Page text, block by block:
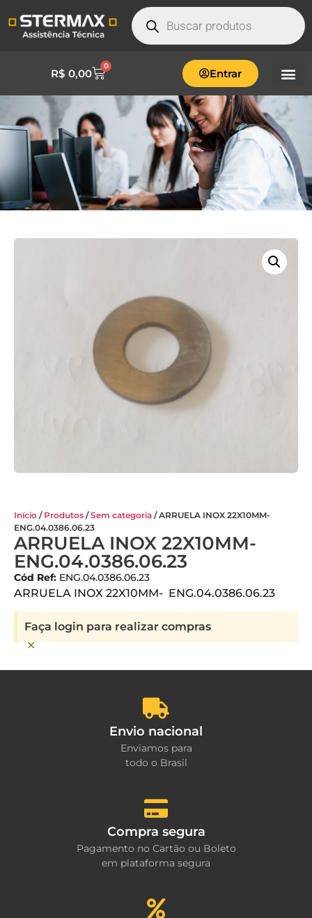
R$ 0,00
0
Entrar
ENG.04.0386.06.23
Início / Produtos /Sem categoria / ARRUELA INOX 22X10MM-
ENG.04.0386.06.23
ARRUELA INOX 22X10MM-
ENG.04.0386.06.23
Cód Ref: ENG.04.0386.06.23
ARRUELA INOX 22X10MM- ENG.04.0386.06.23
Faça login para realizar compras
×
Envio nacional
Enviamos para
todo o Brasil
Compra segura
Pagamento no Cartão ou Boleto
em plataforma segura